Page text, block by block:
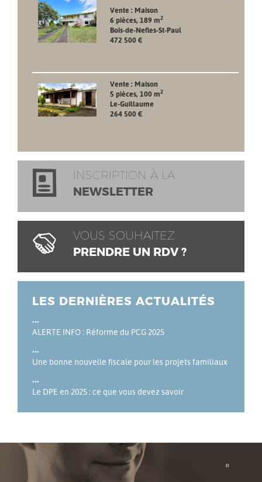
Vente : Maison
6 pièces, 189 m2
Bois-de-Nefles-St-Paul
472 500 €
Vente : Maison
5 pièces, 100 m2
Le-Guillaume
264 500 €
INSCRIPTION À LA
NEWSLETTER
VOUS SOUHAITEZ
PRENDRE UN RDV ?
LES DERNIÈRES ACTUALITÉS
ALERTE INFO : Réforme du PCG 2025
Une bonne nouvelle fiscale pour les projets familiaux
Le DPE en 2025 : ce que vous devez savoir
"